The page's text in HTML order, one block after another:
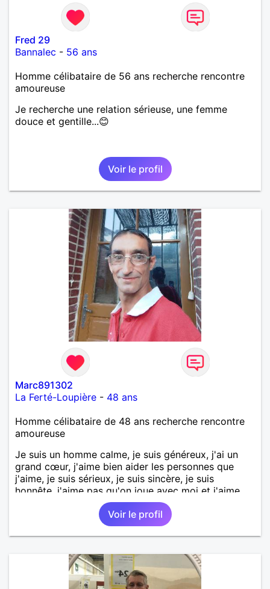
Fred 29
Bannalec - 56 ans
Homme célibataire de 56 ans recherche rencontre
amoureuse
Je recherche une relation sérieuse, une femme
douce et gentille...😊
Voir le profil
Marc891302
La Ferté-Loupière - 48 ans
Homme célibataire de 48 ans recherche rencontre
amoureuse
Je suis un homme calme, je suis généreux, j'ai un
grand cœur, j'aime bien aider les personnes que
j'aime, je suis sérieux, je suis sincère, je suis
honnête, j'aime pas qu'on joue avec moi et j'aime
pas les mensonges. Je cherche une relation
amoureuse et sérieuse.Voir le profil